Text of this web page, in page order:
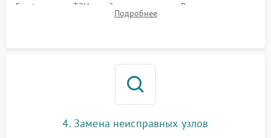
Frost, включая ТЭН оттайки и вентилятор. Ремонт или замена
платы управления при сбоях алгоритмов.
Подробнее
4. Замена неисправных узлов